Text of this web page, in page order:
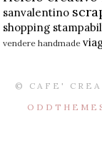
sanvalentino
shopping
vendere handmade
© CAFE'